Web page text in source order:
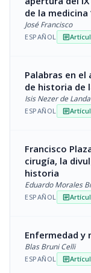
de la medicina
José Francisco
ESPAÑOL article
Palabras en
de historia de
Isis Nezer de
ESPAÑOL article
Francisco
cirugía, la
historia
Eduardo Morales
ESPAÑOL article
Enfermedad
Blas Bruni Celli
ESPAÑOL article